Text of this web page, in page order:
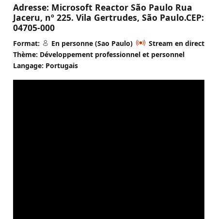
Adresse: Microsoft Reactor São Paulo Rua
Jaceru, nº 225. Vila Gertrudes, São Paulo.CEP:
04705-000
Format: En personne (Sao Paulo)
Stream en direct
Thème: Développement professionnel et personnel
Langage: Portugais